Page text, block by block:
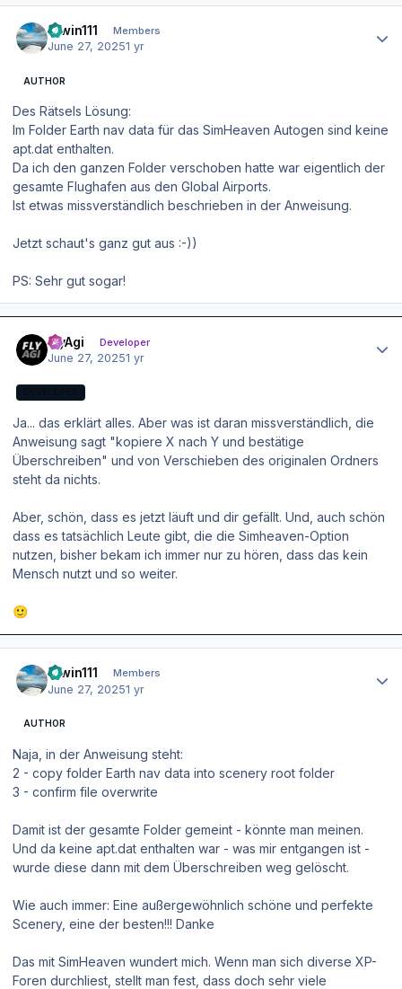
Erwin111 Members
June 27, 20251 yr
AUTHOR
Des Rätsels Lösung:
Im Folder Earth nav data für das SimHeaven Autogen sind keine
apt.dat enthalten.
Da ich den ganzen Folder verschoben hatte war eigentlich der
gesamte Flughafen aus den Global Airports.
Ist etwas missverständlich beschrieben in der Anweisung.
Jetzt schaut's ganz gut aus :-))
PS: Sehr gut sogar!
FlyAgi Developer
June 27, 20251 yr
Ja... das erklärt alles. Aber was ist daran missverständlich, die
Anweisung sagt "kopiere X nach Y und bestätige
Überschreiben" und von Verschieben des originalen Ordners
steht da nichts.
Aber, schön, dass es jetzt läuft und dir gefällt. Und, auch schön
dass es tatsächlich Leute gibt, die die Simheaven-Option
nutzen, bisher bekam ich immer nur zu hören, dass das kein
Mensch nutzt und so weiter.
🙂
Erwin111 Members
June 27, 20251 yr
AUTHOR
Naja, in der Anweisung steht:
2 - copy folder Earth nav data into scenery root folder
3 - confirm file overwrite
Damit ist der gesamte Folder gemeint - könnte man meinen.
Und da keine apt.dat enthalten war - was mir entgangen ist -
wurde diese dann mit dem Überschreiben weg gelöscht.
Wie auch immer: Eine außergewöhnlich schöne und perfekte
Scenery, eine der besten!!! Danke
Das mit SimHeaven wundert mich. Wenn man sich diverse XP-
Foren durchliest, stellt man fest, dass doch sehr viele